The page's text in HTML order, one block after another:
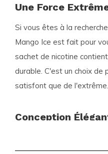
Une Force
Si vous êtes à la
Mango Ice est fait pour
sachet de nicotine
durable. C'est un choix
satisfont que de l'extrême.
Conception
s'adapter discrètement